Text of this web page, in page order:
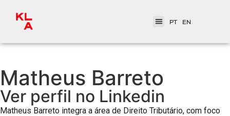
PT EN
Matheus Barreto
Ver perfil no Linkedin
Matheus Barreto integra a área de Direito Tributário, com foco